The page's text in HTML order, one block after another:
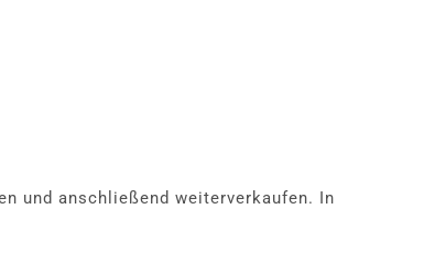
und anschließend weiterverkaufen. In